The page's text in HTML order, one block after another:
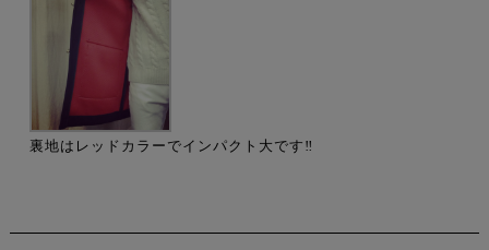
裏地はレッドカラーでインパクト大です‼︎